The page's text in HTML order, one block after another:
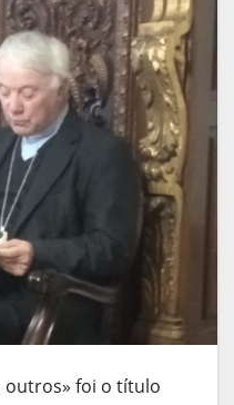
outros» foi o título